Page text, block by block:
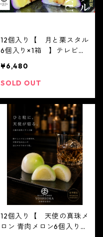
12個入り【 月と栗スタル
6個入り×1箱 】テレビで
されました！※配送日時指
定必須1日限定20個 ジュ
ご DAIFUKU あり
がとう ２０２１ spri
ng 春 イチゴ 大福
フルーツ大福 お取り寄
せ テレビで話題
¥6,480
SOLD OUT
12個入り【 天使の真珠メ
ロン 青肉メロン6個入り×